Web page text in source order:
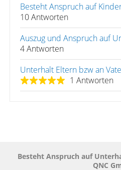
Besteht Anspruch auf
10 Antworten
Auszug und Anspruch auf
4 Antworten
Unterhalt Eltern bzw an
1 Antworten
Besteht Anspruch auf
QNC